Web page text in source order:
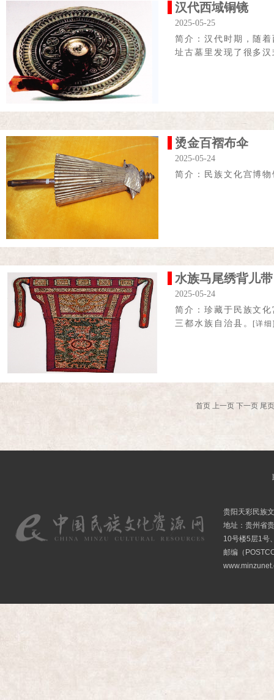
汉代西域铜镜
2025-05-25
简介：汉代时期，随
址古墓里发现了很多
烫金百褶布伞
2025-05-24
简介：民族文化宫博
水族马尾绣背儿带
2025-05-24
简介：珍藏于民族文
三都水族自治县。
[详
首页 上一页 下一页 尾页
贵阳天彩民族
地址：贵州省
10号楼5层1号
邮编（